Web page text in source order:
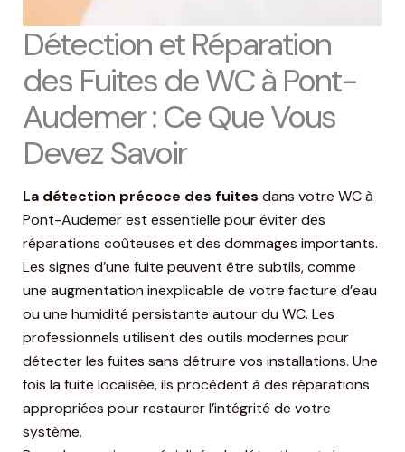
Détection et Réparation
des Fuites de WC à Pont-
Audemer : Ce Que Vous
Devez Savoir
La détection précoce des fuites dans votre WC à
Pont-Audemer est essentielle pour éviter des
réparations coûteuses et des dommages importants.
Les signes d’une fuite peuvent être subtils, comme
une augmentation inexplicable de votre facture d’eau
ou une humidité persistante autour du WC. Les
professionnels utilisent des outils modernes pour
détecter les fuites sans détruire vos installations. Une
fois la fuite localisée, ils procèdent à des réparations
appropriées pour restaurer l’intégrité de votre
système.